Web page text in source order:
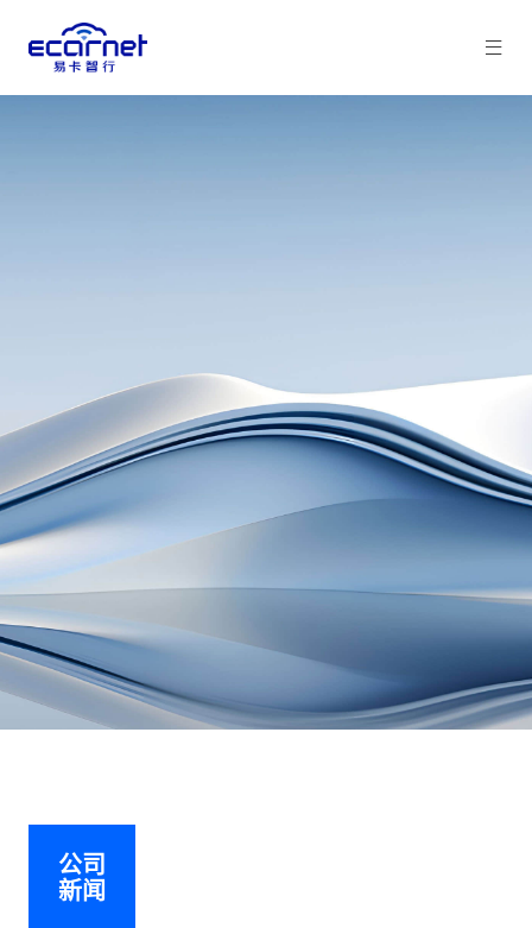
公司
新闻